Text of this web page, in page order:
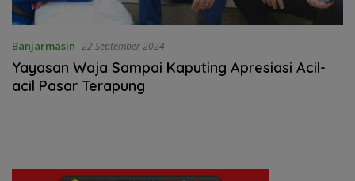
Banjarmasin 22 September 2024
Yayasan Waja Sampai Kaputing Apresiasi Acil-
acil Pasar Terapung